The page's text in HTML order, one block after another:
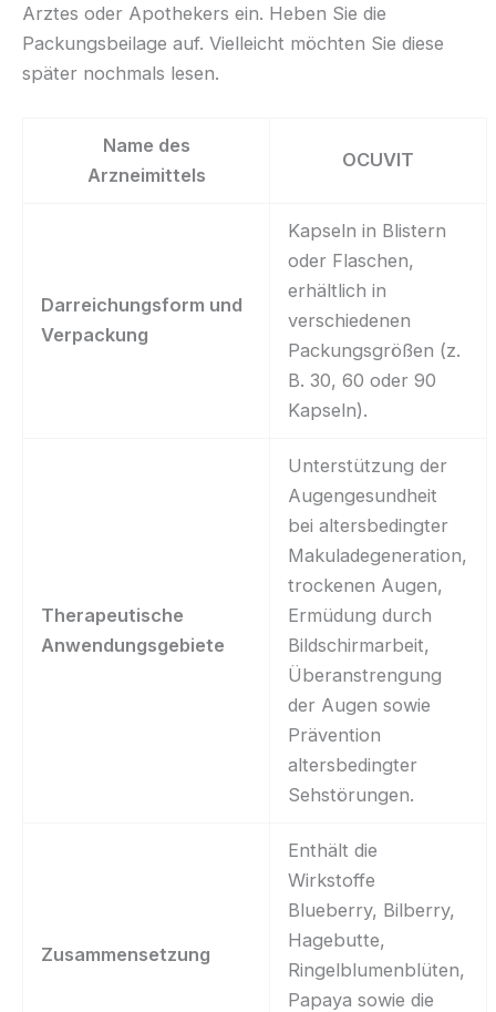
Arztes oder Apothekers ein. Heben Sie die
Packungsbeilage auf. Vielleicht möchten Sie diese
später nochmals lesen.
Name des
Arzneimittels
OCUVIT
Darreichungsform und
Verpackung
Kapseln in Blistern
oder Flaschen,
erhältlich in
verschiedenen
Packungsgrößen (z.
B. 30, 60 oder 90
Kapseln).
Therapeutische
Anwendungsgebiete
Unterstützung der
Augengesundheit
bei altersbedingter
Makuladegeneration,
trockenen Augen,
Ermüdung durch
Bildschirmarbeit,
Überanstrengung
der Augen sowie
Prävention
altersbedingter
Sehstörungen.
Zusammensetzung
Enthält die
Wirkstoffe
Blueberry, Bilberry,
Hagebutte,
Ringelblumenblüten,
Papaya sowie die